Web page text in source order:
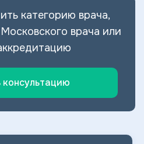
категорию врача,
врача или
консультацию